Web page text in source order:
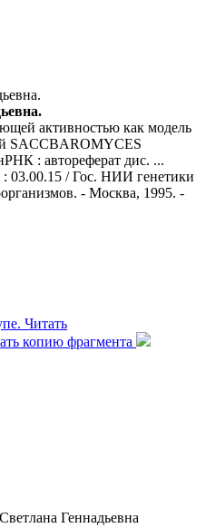
активностью как модель
SACCBAROMYCES
: автореферат дис. ...
: 03.00.15 / Гос. НИИ генетики
- Москва, 1995. -
Читать
копию фрагмента
Геннадьевна